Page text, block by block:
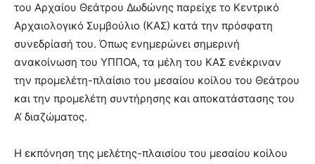
του Αρχαίου Θεάτρου Δωδώνης παρείχε το Κεντρικό
Αρχαιολογικό Συμβούλιο (ΚΑΣ) κατά την πρόσφατη
συνεδρίασή του. Όπως ενημερώνει σημερινή
ανακοίνωση του ΥΠΠΟΑ, τα μέλη του ΚΑΣ ενέκριναν
την προμελέτη-πλαίσιο του μεσαίου κοίλου του Θεάτρου
και την προμελέτη συντήρησης και αποκατάστασης του
Α’ διαζώματος.
Η εκπόνηση της μελέτης-πλαισίου του μεσαίου κοίλου